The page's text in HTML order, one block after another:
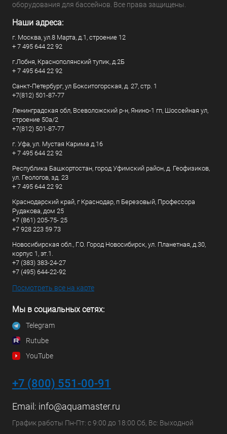
оборудования для бассейнов. Все права защищены.
Наши адреса:
г. Москва, ул.8 Марта, д.1, строение 12
+ 7 495 644 22 92
г.Лобня, Краснополянский тупик, д.2Б
+ 7 495 644 22 92
Санкт-Петербург, ул Бокситогорская, д. 27, стр. 1
+7(812) 501-87-77
Ленинградская обл, Всеволожский р-н, Янино-1 гп, Шоссейная ул,
строение 50а/2
+7(812) 501-87-77
г. Уфа, ул. Мустая Карима д.16
+ 7 495 644 22 92
Республика Башкортостан, город Уфимский район, д. Геофизиков,
ул. Геологов, зд. 23
+ 7 495 644 22 92
Краснодарский край, г Краснодар, п Березовый, Профессора
Рудакова, дом 25
+7 (861) 205-75- 25
+7 928 223 59 73
Новосибирская обл., Г.О. Город Новосибирск, ул. Планетная, д.30,
корпус 1, эт.1.
+7 (383) 383-24-27
+7 (495) 644-22-92
Посмотреть все на карте
Мы в социальных сетях:
Telegram
Rutube
YouTube
+7 (800) 551-00-91
Email: info@aquamaster.ru
График работы Пн-Пт: с 9:00 до 18:00 Сб, Вс: Выходной